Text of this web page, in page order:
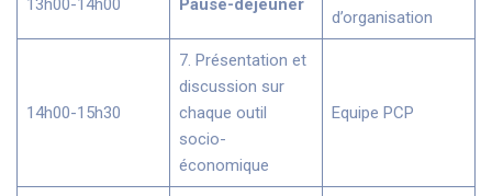
13h00-14h00 Pause-déjeuner
d’organisation
14h00-15h30
7. Présentation et
discussion sur
chaque outil
socio-
économique
Equipe PCP